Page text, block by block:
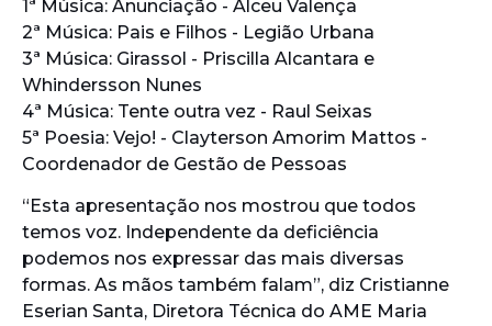
1ª Música: Anunciação - Alceu Valença
2ª Música: Pais e Filhos - Legião Urbana
3ª Música: Girassol - Priscilla Alcantara e
Whindersson Nunes
4ª Música: Tente outra vez - Raul Seixas
5ª Poesia: Vejo! - Clayterson Amorim Mattos -
Coordenador de Gestão de Pessoas
“Esta apresentação nos mostrou que todos
temos voz. Independente da deficiência
podemos nos expressar das mais diversas
formas. As mãos também falam”, diz Cristianne
Eserian Santa, Diretora Técnica do AME Maria